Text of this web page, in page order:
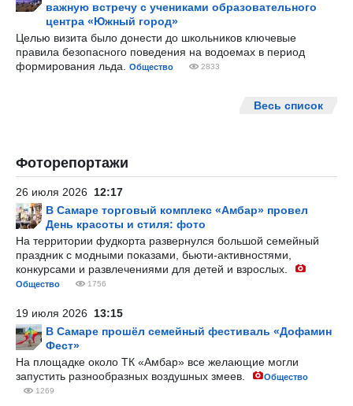
важную встречу с учениками образовательного
центра «Южный город»
Целью визита было донести до школьников ключевые
правила безопасного поведения на водоемах в период
формирования льда.
Общество 2833
Весь список
Фоторепортажи
26 июля 2026 12:17
В Самаре торговый комплекс «Амбар» провел
День красоты и стиля: фото
На территории фудкорта развернулся большой семейный
праздник с модными показами, бьюти-активностями,
конкурсами и развлечениями для детей и взрослых.
Общество 1756
19 июля 2026 13:15
В Самаре прошёл семейный фестиваль «Дофамин
Фест»
На площадке около ТК «Амбар» все желающие могли
запустить разнообразных воздушных змеев.
Общество
1269